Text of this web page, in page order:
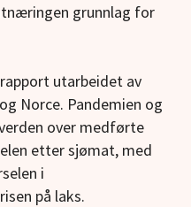
grunnlag for
utarbeidet av
Norce. Pandemien og
over medførte
etter sjømat, med
i
på laks.